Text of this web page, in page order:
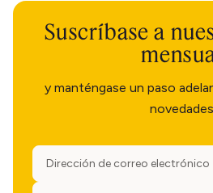
Suscríbase a
y manténgase un paso
novedades